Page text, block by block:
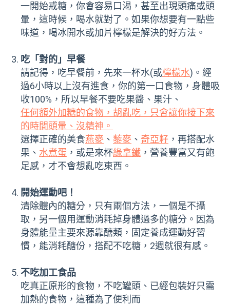
一開始戒糖，你會容易口渴，甚至出現頭痛或頭
暈，這時候，喝水就對了。如果你想要有一點些
味道，喝冰開水或加片檸檬是解決的好方法。
吃「對的」早餐
請記得，吃早餐前，先來一杯水(或檸檬水)。經
過6小時以上沒有進食，你的第一口食物，身體吸
收100%，所以早餐不要吃果醬、果汁、
任何額外加糖的食物，胡亂吃，只會讓你接下來
的時間頭暈、沒精神。
選擇正確的美食燕麥 、 藜麥 、 奇亞籽 ，再搭配水
果、 水煮蛋 ，或是來杯綠拿鐵 ，營養豐富又有飽
足感，才不會想亂吃東西。
開始運動吧！
清除體內的糖分，只有兩個方法，一個是不攝
取，另一個用運動消耗掉身體過多的糖分。因為
身體能量主要來源靠醣類，固定養成運動好習
慣，能消耗醣份，搭配不吃糖，2週就很有感。
不吃加工食品
吃真正原形的食物，不吃罐頭、已經包裝好只需
加熱的食物，這種為了便利而